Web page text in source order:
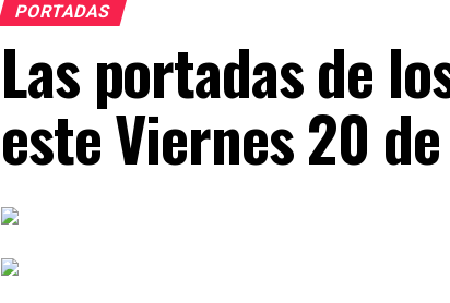
PORTADAS
Las portadas de
este Viernes 20